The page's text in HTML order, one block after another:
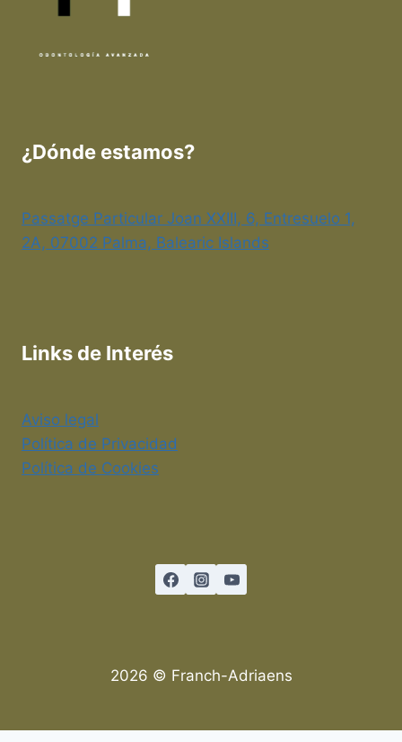
¿Dónde estamos?
Passatge Particular Joan XXIII, 6, Entresuelo 1,
2A, 07002 Palma, Balearic Islands
Links de Interés
Aviso legal
Política de Privacidad
Política de Cookies
2026 © Franch-Adriaens